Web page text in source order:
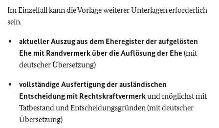
Im Einzelfall kann die Vorlage weiterer Unterlagen erforderlich
sein.
aktueller Auszug aus dem Eheregister der aufgelösten
Ehe mit Randvermerk über die Auflösung der Ehe (mit
deutscher Übersetzung)
vollständige Ausfertigung der ausländischen
Entscheidung mit Rechtskraftvermerkund möglichst mit
Tatbestand und Entscheidungsgründen (mit deutscher
Übersetzung)